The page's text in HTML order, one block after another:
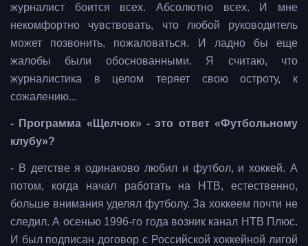
журналист боится всех. Абсолютно всех. И мне
некомфортно чувствовать, что любой руководитель
может позвонить, пожаловаться. И ладно бы еще
жалобы были обоснованными. Я считаю, что
журналистика в целом теряет свою остроту, к
сожалению...
- Программа «Щелчок» - это ответ «Футбольному
клубу»?
- В детстве я одинаково любил и футбол, и хоккей. А
потом, когда начал работать на НТВ, естественно,
больше внимания уделял футболу. За хоккеем почти не
следил. А осенью 1996-го года возник канал НТВ Плюс.
И был подписан договор с Российской хоккейной лигой